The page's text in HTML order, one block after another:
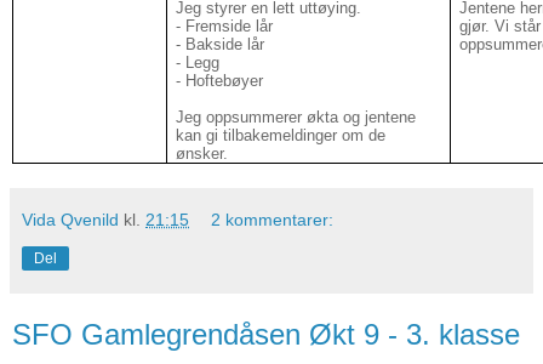
Jeg styrer en lett uttøying.
- Fremside lår
- Bakside lår
- Legg
- Hoftebøyer
Jeg oppsummerer økta og jentene
kan gi tilbakemeldinger om de
ønsker.
Jentene
gjør. Vi
Vida Qvenild kl. 21:15 2 kommentarer:
Del
SFO Gamlegrendåsen Økt 9 - 3. klasse